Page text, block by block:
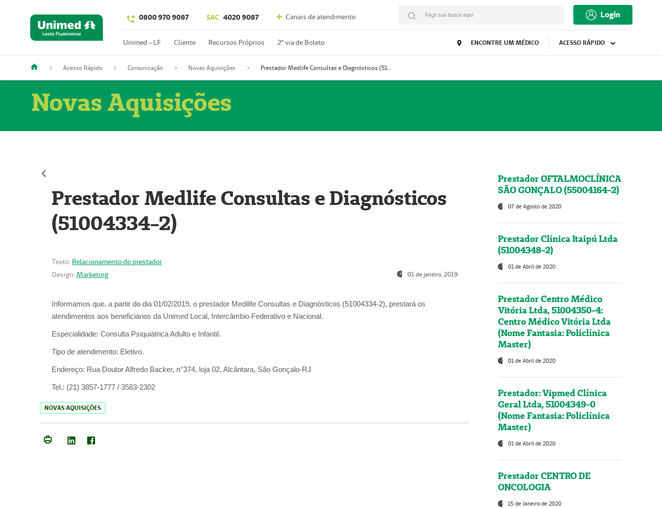
0800 970 9087 SAC 4020 9087 Canais de atendimento Faça sua busca aqui Login
Unimed - LF Cliente Recursos Próprios 2º via de Boleto ENCONTRE UM MÉDICO ACESSO RÁPIDO
Acesso Rápido Comunicação Novas Aquisições Prestador Medlife Consultas e Diagnósticos (51004334-2)
Novas Aquisições
Prestador Medlife Consultas e Diagnósticos
(51004334-2)
Texto: Relacionamento do prestador
Design: Marketing 01 de janeiro, 2019
Informamos que, a partir do dia 01/02/2019, o prestador Medilife Consultas e Diagnósticos (51004334-2), prestará os
atendimentos aos beneficiários da Unimed Local, Intercâmbio Federativo e Nacional.
Especialidade: Consulta Psiquiátrica Adulto e Infantil.
Tipo de atendimento: Eletivo.
Endereço: Rua Doutor Alfredo Backer, n°374, loja 02, Alcântara, São Gonçalo-RJ
Tel.: (21) 3857-1777 / 3583-2302
NOVAS AQUISIÇÕES
Prestador OFTALMOCLÍNICA
SÃO GONÇALO (55004164-2)
07 de Agosto de 2020
Prestador Clínica Itaipú Ltda
(51004348-2)
01 de Abril de 2020
Prestador Centro Médico
Vitória Ltda, 51004350-4:
Centro Médico Vitória Ltda
(Nome Fantasia: Policlínica
Master)
01 de Abril de 2020
Prestador: Vipmed Clínica
Geral Ltda, 51004349-0
(Nome Fantasia: Policlínica
Master)
01 de Abril de 2020
Prestador CENTRO DE
ONCOLOGIA
15 de Janeiro de 2020